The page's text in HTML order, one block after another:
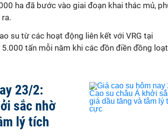
ha đã bước vào giai đoạn khai thác mủ,
su từ các hoạt động liên kết với VRG tại
tấn mỗi năm khi các đồn điền đồng
23/2:
sắc nhờ
lý tích